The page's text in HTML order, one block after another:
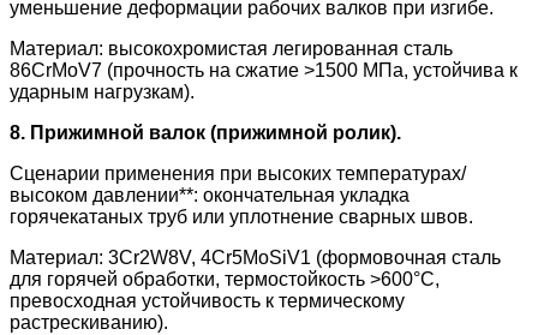
уменьшение деформации рабочих валков при изгибе.
Материал: высокохромистая легированная сталь
86CrMoV7 (прочность на сжатие >1500 МПа, устойчива к
ударным нагрузкам).
8. Прижимной валок (прижимной ролик).
Сценарии применения при высоких температурах/
высоком давлении**: окончательная укладка
горячекатаных труб или уплотнение сварных швов.
Материал: 3Cr2W8V, 4Cr5MoSiV1 (формовочная сталь
для горячей обработки, термостойкость >600°C,
превосходная устойчивость к термическому
растрескиванию).